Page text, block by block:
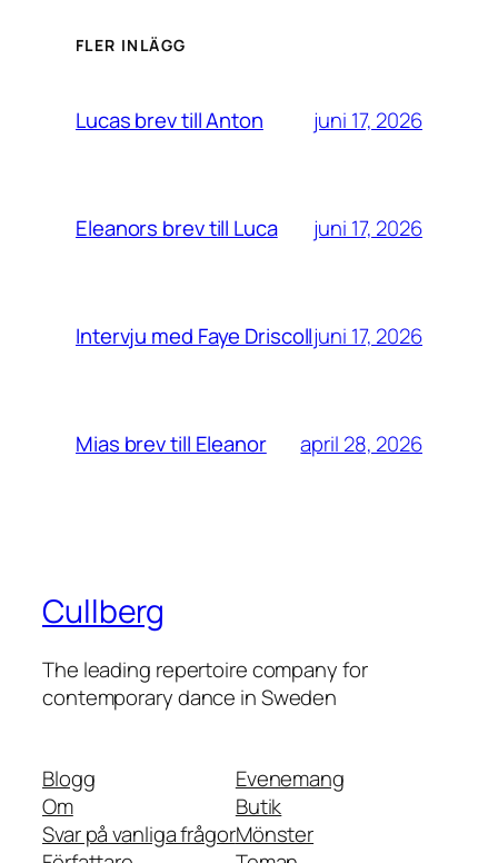
FLER INLÄGG
Lucas brev till Anton juni 17, 2026
Eleanors brev till Luca juni 17, 2026
Intervju med Faye Driscolljuni 17, 2026
Mias brev till Eleanor april 28, 2026
Cullberg
The leading repertoire company for
contemporary dance in Sweden
Blogg
Om
Svar på vanliga frågor
Evenemang
Butik
Mönster